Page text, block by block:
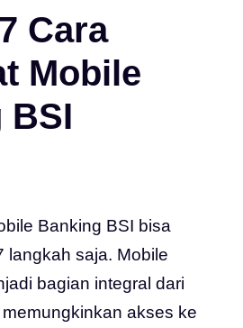
Cara
Mobile
BSI
Banking BSI bisa
langkah saja. Mobile
bagian integral dari
akses ke